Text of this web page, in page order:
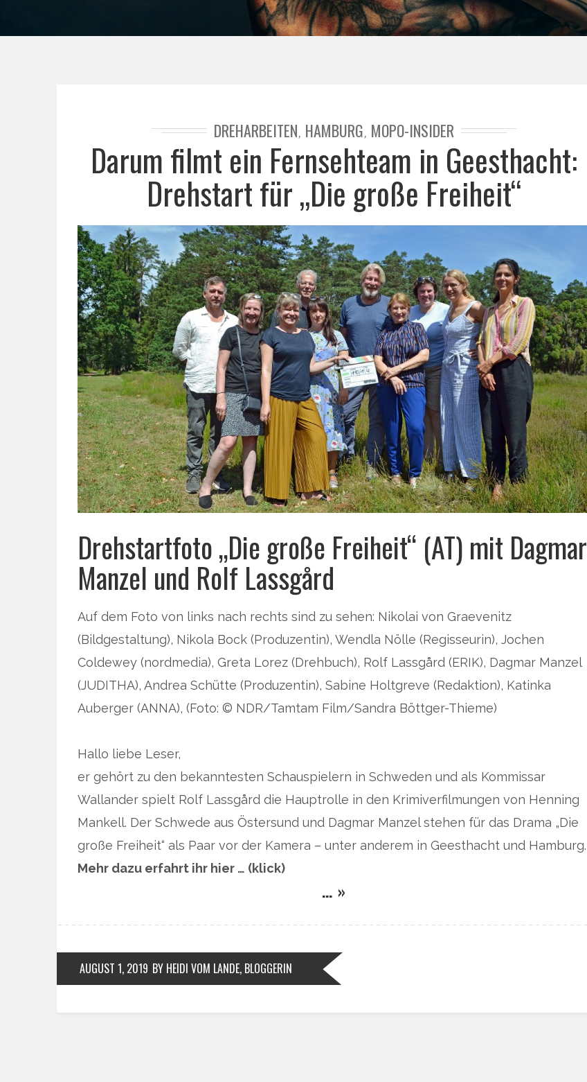
DREHARBEITEN, HAMBURG, MOPO-INSIDER
Darum filmt ein Fernsehteam in Geesthacht:
Drehstart für „Die große Freiheit“
Drehstartfoto „Die große Freiheit“ (AT) mit Dagmar
Manzel und Rolf Lassgård
Auf dem Foto von links nach rechts sind zu sehen: Nikolai von Graevenitz
(Bildgestaltung), Nikola Bock (Produzentin), Wendla Nölle (Regisseurin), Jochen
Coldewey (nordmedia), Greta Lorez (Drehbuch), Rolf Lassgård (ERIK), Dagmar Manzel
(JUDITHA), Andrea Schütte (Produzentin), Sabine Holtgreve (Redaktion), Katinka
Auberger (ANNA), (Foto: © NDR/Tamtam Film/Sandra Böttger-Thieme)
Hallo liebe Leser,
er gehört zu den bekanntesten Schauspielern in Schweden und als Kommissar
Wallander spielt Rolf Lassgård die Hauptrolle in den Krimiverfilmungen von Henning
Mankell. Der Schwede aus Östersund und Dagmar Manzel stehen für das Drama „Die
große Freiheit“ als Paar vor der Kamera – unter anderem in Geesthacht und Hamburg.
Mehr dazu erfahrt ihr hier … (klick)
… »
AUGUST 1, 2019 BY HEIDI VOM LANDE, BLOGGERIN